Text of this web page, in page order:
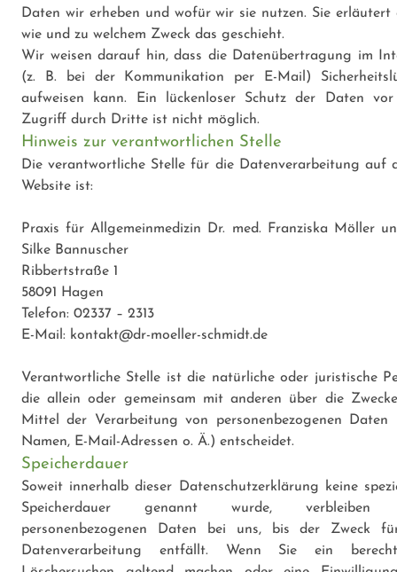
Daten wir erheben und wofür wir sie nutzen. Sie erläutert
wie und zu welchem Zweck das geschieht.
Wir weisen darauf hin, dass die Datenübertragung im
(z. B. bei der Kommunikation per E-Mail)
aufweisen kann. Ein lückenloser Schutz der Daten
Zugriff durch Dritte ist nicht möglich.
Hinweis zur verantwortlichen Stelle
Die verantwortliche Stelle für die Datenverarbeitung auf
Website ist:
Praxis für Allgemeinmedizin Dr. med. Franziska Möller
Silke Bannuscher
Ribbertstraße 1
58091 Hagen
Telefon: 02337 – 2313
E-Mail: kontakt@dr-moeller-schmidt.de
Verantwortliche Stelle ist die natürliche oder juristische
die allein oder gemeinsam mit anderen über die
Mittel der Verarbeitung von personenbezogenen Daten
Namen, E-Mail-Adressen o. Ä.) entscheidet.
Speicherdauer
Soweit innerhalb dieser Datenschutzerklärung keine
Speicherdauer genannt wurde, verbleiben
personenbezogenen Daten bei uns, bis der Zweck
Datenverarbeitung entfällt. Wenn Sie ein